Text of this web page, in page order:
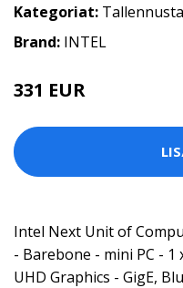
Kategoriat:
Brand: INTEL
331 EUR
Intel Next Unit of
- Barebone - mini PC - 1
UHD Graphics - GigE,